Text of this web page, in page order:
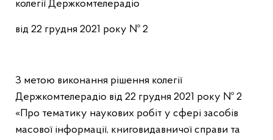
колегії Держкомтелерадіо
від 22 грудня 2021 року № 2
З метою виконання рішення колегії
Держкомтелерадіо від 22 грудня 2021 року № 2
«Про тематику наукових робіт у сфері засобів
масової інформації, книговидавничої справи та